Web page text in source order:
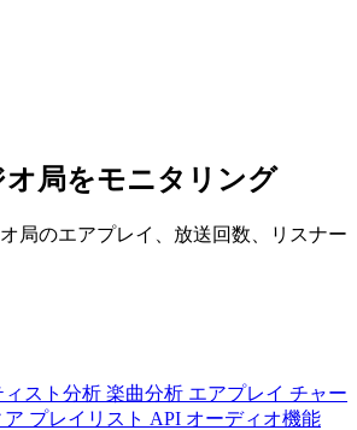
局をモニタリング
局のエアプレイ、放送回数、リスナー
ィスト分析 楽曲分析 エアプレイ チャー
ア プレイリスト API オーディオ機能